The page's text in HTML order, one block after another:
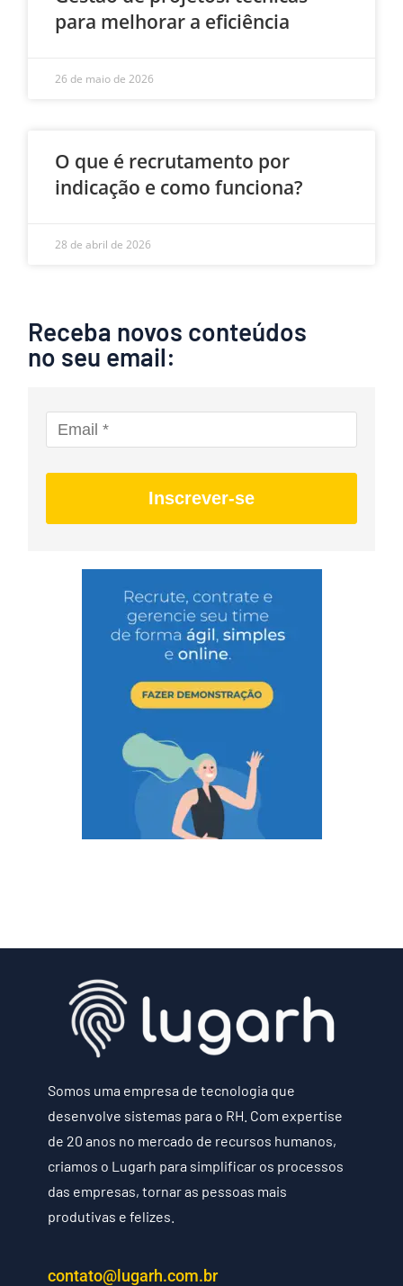
para melhorar a eficiência
26 de maio de 2026
O que é recrutamento por
indicação e como funciona?
28 de abril de 2026
Receba novos conteúdos
no seu email:
Inscrever-se
Somos uma empresa de tecnologia que
desenvolve sistemas para o RH. Com expertise
de 20 anos no mercado de recursos humanos,
criamos o Lugarh para simplificar os processos
das empresas, tornar as pessoas mais
produtivas e felizes.
contato@lugarh.com.br